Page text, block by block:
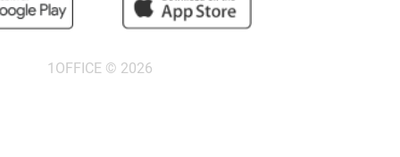
1OFFICE © 2026